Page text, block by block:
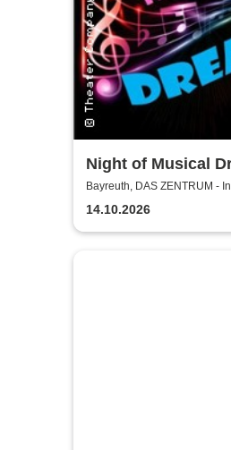
Night of Musical
Bayreuth, DAS ZENTRUM -
Jugendkulturzentrum Bayreuth
14.10.2026